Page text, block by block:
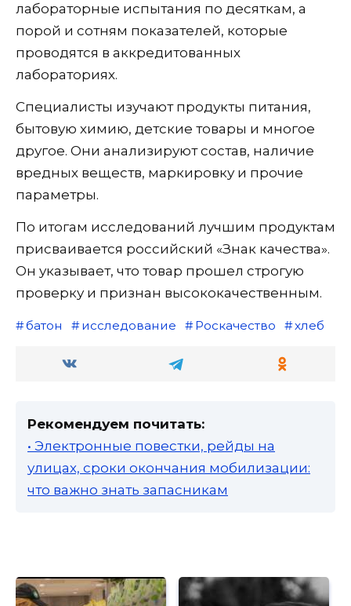
лабораторные испытания по десяткам, а
порой и сотням показателей, которые
проводятся в аккредитованных
лабораториях.
Специалисты изучают продукты питания,
бытовую химию, детские товары и многое
другое. Они анализируют состав, наличие
вредных веществ, маркировку и прочие
параметры.
По итогам исследований лучшим продуктам
присваивается российский «Знак качества».
Он указывает, что товар прошел строгую
проверку и признан высококачественным.
батон исследование Роскачество хлеб
Рекомендуем почитать:
• Электронные повестки, рейды на
улицах, сроки окончания мобилизации:
что важно знать запасникам